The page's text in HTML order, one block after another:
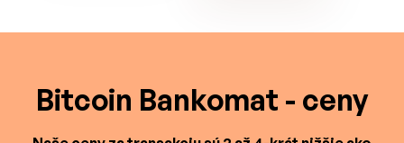
Bitcoin Bankomat - ceny